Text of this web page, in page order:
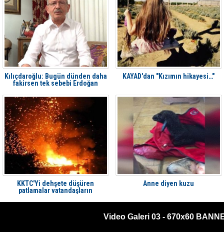
Kılıçdaroğlu: Bugün dünden daha
fakirsen tek sebebi Erdoğan
KAYAD'dan "Kızımın hikayesi…"
KKTC'Yi dehşete düşüren
patlamalar vatandaşların
Anne diyen kuzu
Video Galeri 03 - 670x60